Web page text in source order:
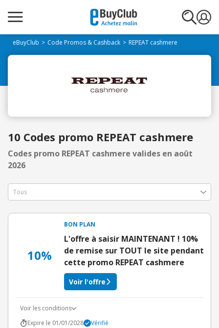
eBuyClub Code Promos & Cashback REPEAT cashmere
10 Codes promo REPEAT cashmere
Codes promo REPEAT cashmere valides en août
2026
10%
BON PLAN
L'offre à saisir MAINTENANT ! 10%
de remise sur TOUT le site pendant
cette promo REPEAT cashmere
Voir l'offre
Voir les conditions
Expire le 01/01/2028
Vérifié